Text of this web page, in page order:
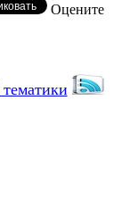
Оцените